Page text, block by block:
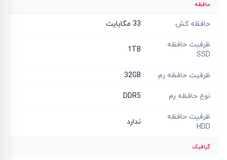
حافظه
حافظه کش 33 مگابایت
ظرفیت حافظه
SSD
1TB
ظرفیت حافظه رم 32GB
نوع حافظه رم DDR5
ظرفیت حافظه
HDD
ندارد
گرافیک